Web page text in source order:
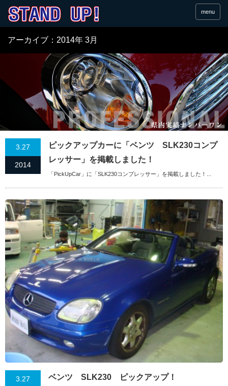
menu
アーカイブ：2014年 3月
3.27
2014
ピックアップカーに「ベンツ SLK230コンプ
レッサー」を掲載しました！
「PickUpCar」に「SLK230コンプレッサー」を掲載しました！...
3.27 ベンツ SLK230 ピックアップ！